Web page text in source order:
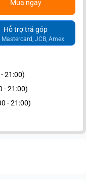
Mua ngay
Hỗ trợ trả góp
Mastercard, JCB, Amex
21:00)
- 21:00)
- 21:00)